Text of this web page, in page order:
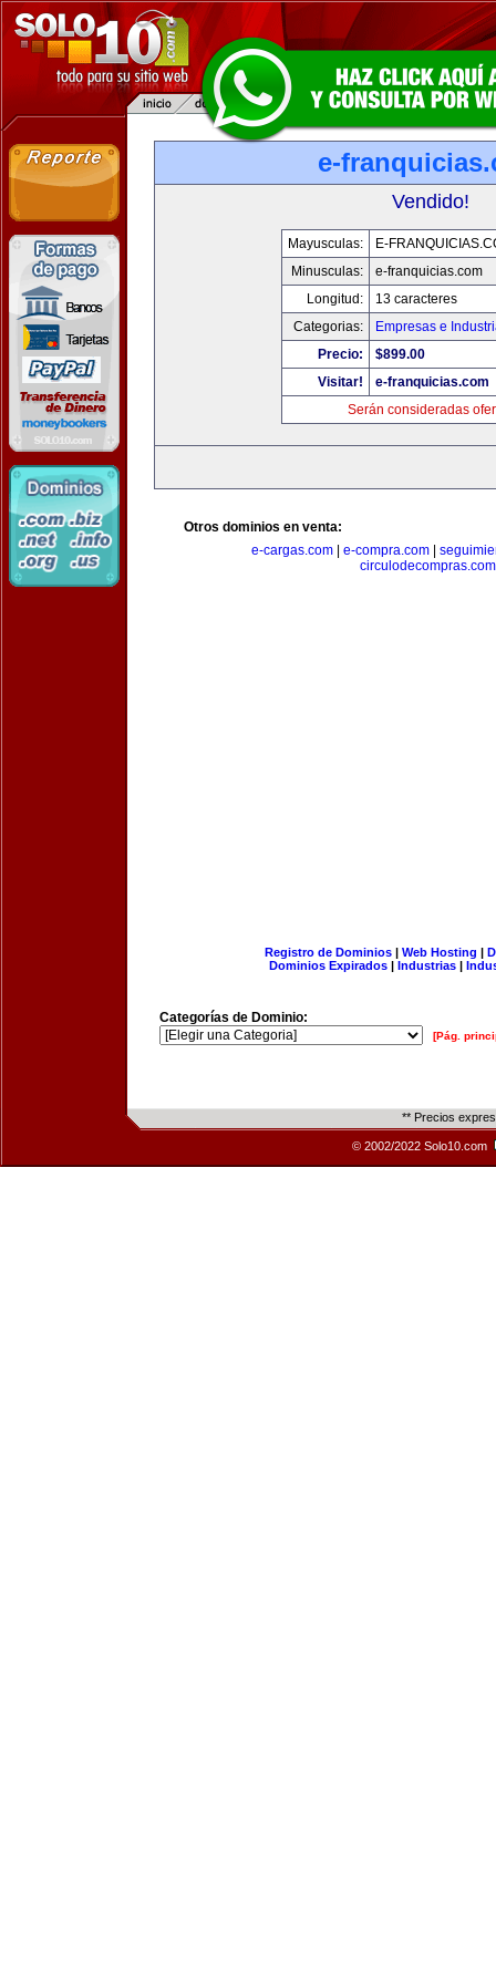
e-
Vendido!
Mayusculas:
E-
Minusculas:
e-franquicias.com
Longitud:
13 caracteres
Categorias:
Empresas e
Precio:
$899.00
Visitar!
e-franquicias.com
Serán consideradas
Otros dominios en venta:
e-cargas.com| e-compra.com|
circulodecompras.com
Registro de Dominios| Web Hosting |
Dominios Expirados | Industrias |
Categorías de Dominio:
[Pág.
** Precios
© 2002/2022 Solo10.com